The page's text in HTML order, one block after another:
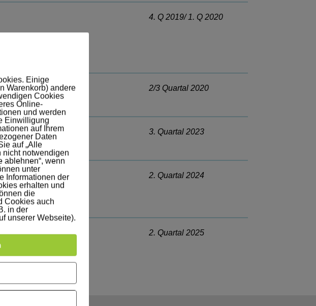
4. Q 2019/ 1. Q 2020
2/3 Quartal 2020
in Stedten
3. Quartal 2023
(VOB)
2. Quartal 2024
(VOB)
2. Quartal 2025
Einige
Warenkorb) andere
Cookies
Online-
und werden
Einwilligung
auf Ihrem
Daten
auf „Alle
nicht notwendigen
ablehnen“, wenn
unter
Informationen der
erhalten und
die
Cookies auch
in der
unserer Webseite).